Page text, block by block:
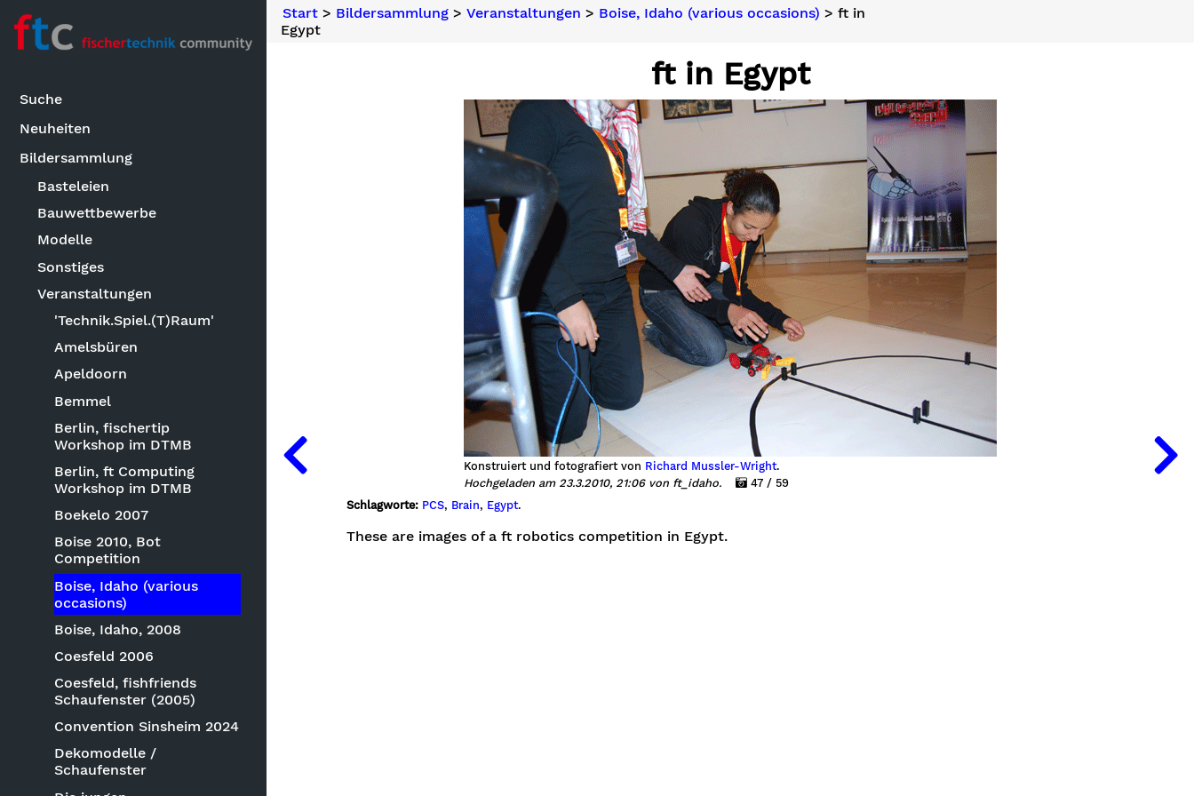
Suche
Neuheiten
Bildersammlung
Basteleien
Bauwettbewerbe
Modelle
Sonstiges
Veranstaltungen
'Technik.Spiel.(T)Raum'
Amelsbüren
Apeldoorn
Bemmel
Berlin, fischertip
Workshop im DTMB
Berlin, ft Computing
Workshop im DTMB
Boekelo 2007
Boise 2010, Bot
Competition
Boise, Idaho (various
occasions)
Boise, Idaho, 2008
Coesfeld 2006
Coesfeld, fishfriends
Schaufenster (2005)
Convention Sinsheim 2024
Dekomodelle /
Schaufenster
Start> Bildersammlung> Veranstaltungen > Boise, Idaho (various occasions) > ft in
Egypt
ft in Egypt
Konstruiert und fotografiert von Richard Mussler-Wright.
Hochgeladen am 23.3.2010, 21:06 von ft_idaho.
47 / 59
Schlagworte: PCS, Brain, Egypt.
These are images of a ft robotics competition in Egypt.